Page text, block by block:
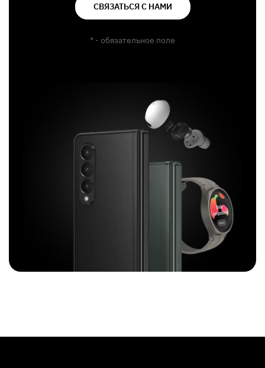
СВЯЗАТЬСЯ С НАМИ
* - обязательное поле